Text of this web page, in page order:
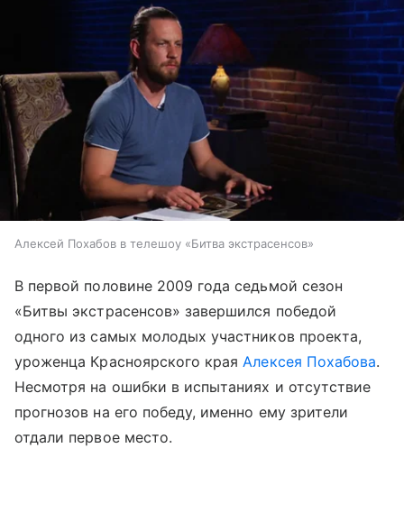
Алексей Похабов в телешоу «Битва экстрасенсов»
В первой половине 2009 года седьмой сезон
«Битвы экстрасенсов» завершился победой
одного из самых молодых участников проекта,
уроженца Красноярского края Алексея Похабова.
Несмотря на ошибки в испытаниях и отсутствие
прогнозов на его победу, именно ему зрители
отдали первое место.